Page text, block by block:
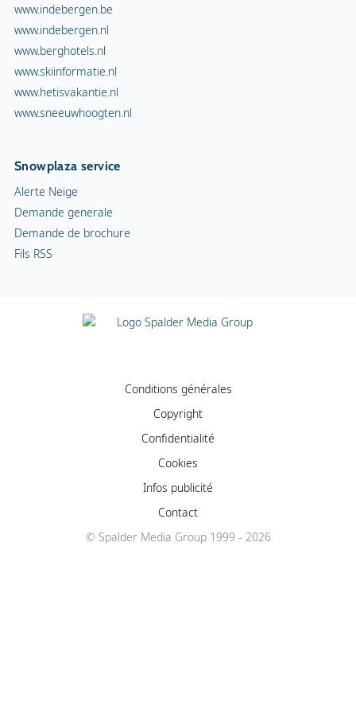
www.indebergen.be
www.indebergen.nl
www.berghotels.nl
www.skiinformatie.nl
www.hetisvakantie.nl
www.sneeuwhoogten.nl
Snowplaza service
Alerte Neige
Demande generale
Demande de brochure
Fils RSS
Conditions générales
Copyright
Confidentialité
Cookies
Infos publicité
Contact
© Spalder Media Group 1999 - 2026